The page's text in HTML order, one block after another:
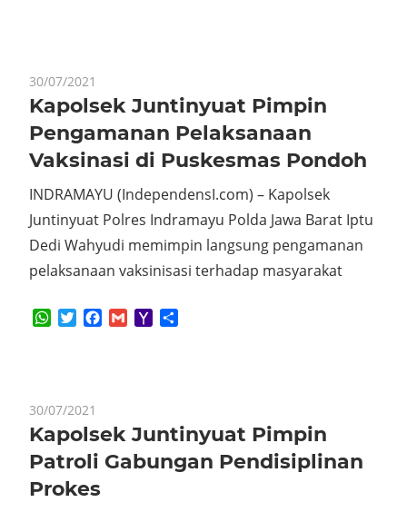
30/07/2021
Kapolsek Juntinyuat Pimpin
Pengamanan Pelaksanaan
Vaksinasi di Puskesmas Pondoh
INDRAMAYU (IndependensI.com) – Kapolsek
Juntinyuat Polres Indramayu Polda Jawa Barat Iptu
Dedi Wahyudi memimpin langsung pengamanan
pelaksanaan vaksinisasi terhadap masyarakat
WhatsApp
TwitterFacebook
GmailYahoo
30/07/2021
Kapolsek Juntinyuat Pimpin
Patroli Gabungan Pendisiplinan
Prokes